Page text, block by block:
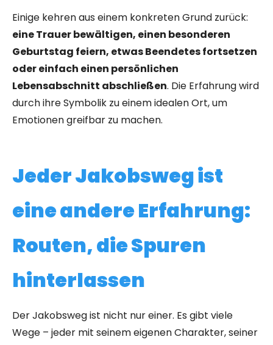
Einige kehren aus einem konkreten Grund zurück:
eine Trauer bewältigen, einen besonderen
Geburtstag feiern, etwas Beendetes fortsetzen
oder einfach einen persönlichen
Lebensabschnitt abschließen. Die Erfahrung wird
durch ihre Symbolik zu einem idealen Ort, um
Emotionen greifbar zu machen.
Jeder Jakobsweg ist
eine andere Erfahrung:
Routen, die Spuren
hinterlassen
Der Jakobsweg ist nicht nur einer. Es gibt viele
Wege – jeder mit seinem eigenen Charakter, seiner